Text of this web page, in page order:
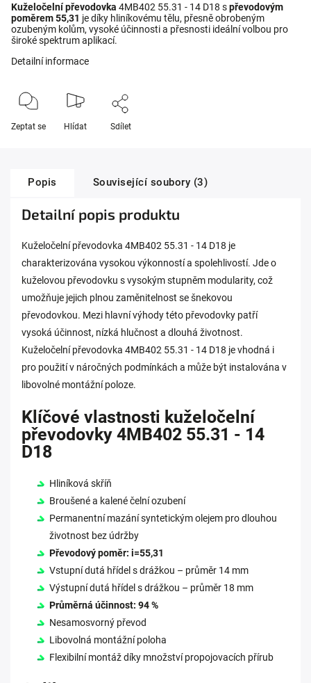
Kuželočelní převodovka 4MB402 55.31 - 14 D18 spřevodovým
poměrem 55,31 je díky hliníkovému tělu, přesně obrobeným
ozubeným kolům, vysoké účinnosti a přesnosti ideální volbou pro
široké spektrum aplikací.
Detailní informace
Zeptat se Hlídat Sdílet
Popis Související soubory (3)
Detailní popis produktu
Kuželočelní převodovka 4MB402 55.31 - 14 D18 je
charakterizována vysokou výkonností a spolehlivostí. Jde o
kuželovou převodovku s vysokým stupněm modularity, což
umožňuje jejich plnou zaměnitelnost se šnekovou
převodovkou. Mezi hlavní výhody této převodovky patří
vysoká účinnost, nízká hlučnost a dlouhá životnost.
Kuželočelní převodovka 4MB402 55.31 - 14 D18 je vhodná i
pro použití v náročných podmínkách a může být instalována v
libovolné montážní poloze.
Klíčové vlastnosti kuželočelní
převodovky 4MB402 55.31 - 14
D18
Hliníková skříň
Broušené a kalené čelní ozubení
Permanentní mazání syntetickým olejem pro dlouhou
životnost bez údržby
Převodový poměr: i=55,31
Vstupní dutá hřídel s drážkou – průměr 14 mm
Výstupní dutá hřídel s drážkou – průměr 18 mm
Průměrná účinnost: 94 %
Nesamosvorný převod
Libovolná montážní poloha
Flexibilní montáž díky množství propojovacích přírub